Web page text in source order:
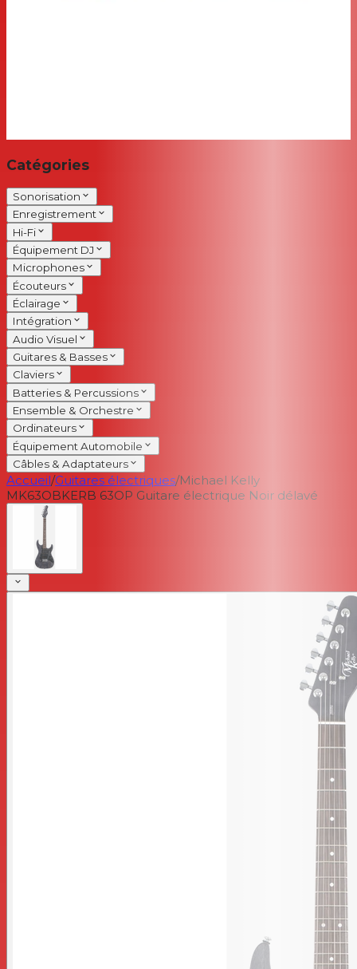
Catégories
Sonorisation
Enregistrement
Hi-Fi
Équipement DJ
Microphones
Écouteurs
Éclairage
Intégration
Audio Visuel
Guitares & Basses
Claviers
Batteries & Percussions
Ensemble & Orchestre
Ordinateurs
Équipement Automobile
Câbles & Adaptateurs
Accueil/Guitares électriques/Michael Kelly
MK63OBKERB 63OP Guitare électrique Noir délavé